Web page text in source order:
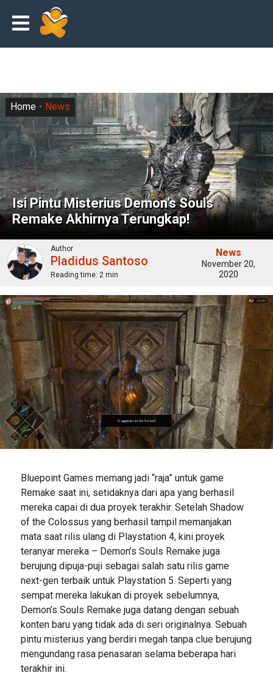
Isi Pintu Misterius Demon’s Souls
Remake Akhirnya Terungkap!
Home News
Author
Pladidus Santoso
Reading time: 2 min
News
November 20,
2020
Bluepoint Games memang jadi “raja” untuk game
Remake saat ini, setidaknya dari apa yang berhasil
mereka capai di dua proyek terakhir. Setelah Shadow
of the Colossus yang berhasil tampil memanjakan
mata saat rilis ulang di Playstation 4, kini proyek
teranyar mereka – Demon’s Souls Remake juga
berujung dipuja-puji sebagai salah satu rilis game
next-gen terbaik untuk Playstation 5. Seperti yang
sempat mereka lakukan di proyek sebelumnya,
Demon’s Souls Remake juga datang dengan sebuah
konten baru yang tidak ada di seri originalnya. Sebuah
pintu misterius yang berdiri megah tanpa clue berujung
mengundang rasa penasaran selama beberapa hari
terakhir ini.